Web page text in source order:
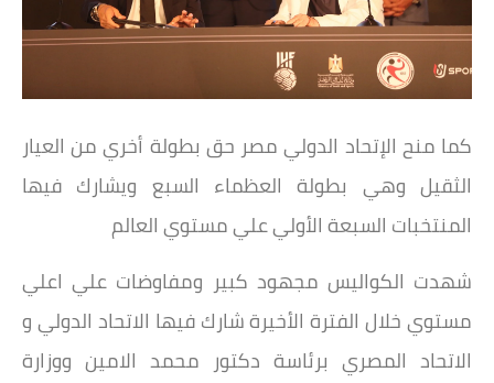
كما منح الإتحاد الدولي مصر حق بطولة أخري من العيار
الثقيل وهي بطولة العظماء السبع ويشارك فيها
المنتخبات السبعة الأولي علي مستوي العالم
شهدت الكواليس مجهود كبير ومفاوضات علي اعلي
مستوي خلال الفترة الأخيرة شارك فيها الاتحاد الدولي و
الاتحاد المصري برئاسة دكتور محمد الامين ووزارة